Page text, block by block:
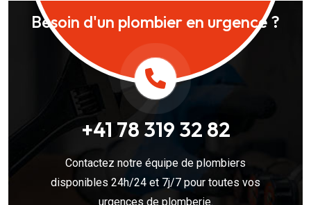
Besoin d'un plombier en urgence ?
+41 78 319 32 82
Contactez notre équipe de plombiers
disponibles 24h/24 et 7j/7 pour toutes vos
urgences de plomberie.